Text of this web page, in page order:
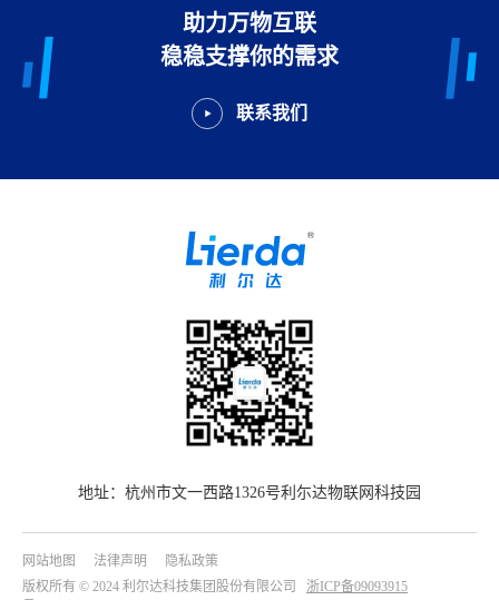
助力万物互联
稳稳支撑你的需求
联系我们
地址：杭州市文一西路1326号利尓达物联网科技园
版权所有 © 2024 利尔达科技集团股份有限公司
浙ICP备09093915
网站地图 法律声明 隐私政策